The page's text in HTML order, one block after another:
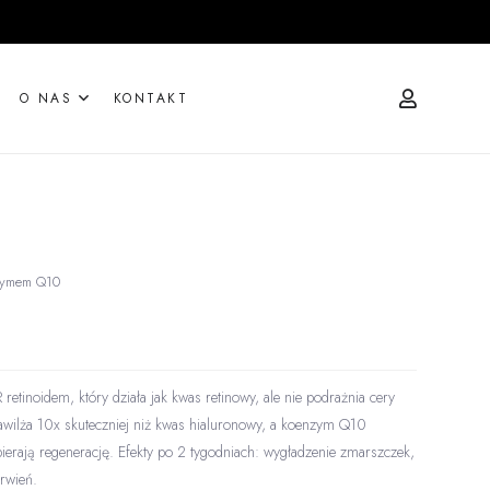
O NAS KONTAKT
Q10
który działa jak kwas retinowy, ale nie podrażnia cery
10x skuteczniej niż kwas hialuronowy, a koenzym Q10
regenerację. Efekty po 2 tygodniach: wygładzenie zmarszczek,